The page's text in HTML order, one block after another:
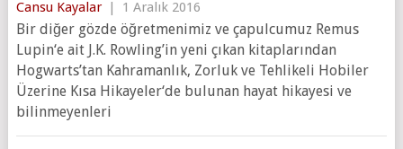
Cansu Kayalar | 1 Aralık 2016
Bir diğer gözde öğretmenimiz ve çapulcumuz Remus
Lupin‘e ait J.K. Rowling’in yeni çıkan kitaplarından
Hogwarts’tan Kahramanlık, Zorluk ve Tehlikeli Hobiler
Üzerine Kısa Hikayeler‘de bulunan hayat hikayesi ve
bilinmeyenleri